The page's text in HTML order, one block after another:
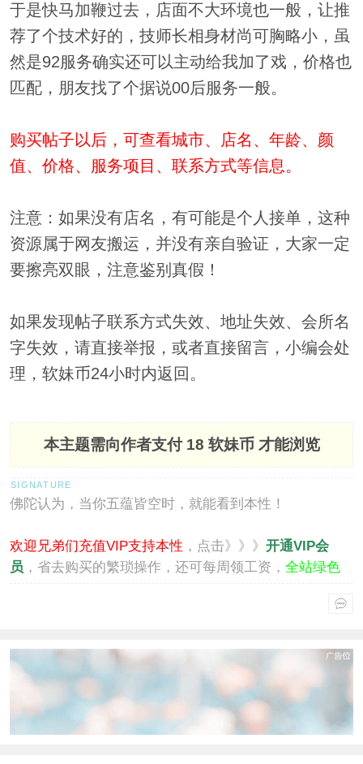
于是快马加鞭过去，店面不大环境也一般，让推
荐了个技术好的，技师长相身材尚可胸略小，虽
然是92服务确实还可以主动给我加了戏，价格也
匹配，朋友找了个据说00后服务一般。
购买帖子以后，可查看城市、店名、年龄、颜
值、价格、服务项目、联系方式等信息。
注意：如果没有店名，有可能是个人接单，这种
资源属于网友搬运，并没有亲自验证，大家一定
要擦亮双眼，注意鉴别真假！
如果发现帖子联系方式失效、地址失效、会所名
字失效，请直接举报，或者直接留言，小编会处
理，软妹币24小时内返回。
本主题需向作者支付 18 软妹币 才能浏览
佛陀认为，当你五蕴皆空时，就能看到本性！
欢迎兄弟们充值VIP支持本性 ，点击》》》 开通VIP会
员 ，省去购买的繁琐操作，还可每周领工资， 全站绿色